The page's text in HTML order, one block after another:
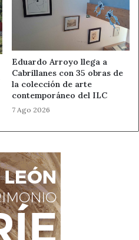
Eduardo Arroyo llega a
Cabrillanes con 35 obras de
la colección de arte
contemporáneo del ILC
7 Ago 2026